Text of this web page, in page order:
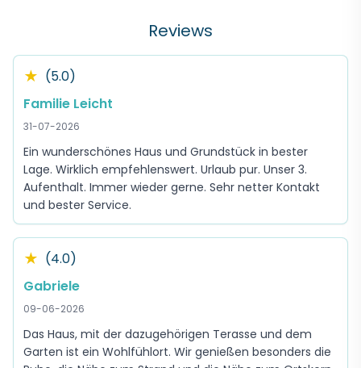
Reviews
★ (5.0)
Familie Leicht
31-07-2026
Ein wunderschönes Haus und Grundstück in bester
Lage. Wirklich empfehlenswert. Urlaub pur. Unser 3.
Aufenthalt. Immer wieder gerne. Sehr netter Kontakt
und bester Service.
★ (4.0)
Gabriele
09-06-2026
Das Haus, mit der dazugehörigen Terasse und dem
Garten ist ein Wohlfühlort. Wir genießen besonders die